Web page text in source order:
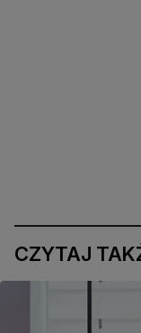
CZYTAJ